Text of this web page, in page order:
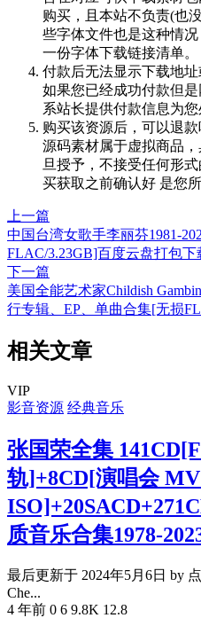
购买，且本站不负责(也
些字体文件也是这种情
一份字体下载链接清单。
付款后无法显示下载地
如果您已经成功付款但
系站长提供付款信息为您
购买该资源后，可以退款
源码素材属于虚拟商品
旦授予，不接受任何形
买获取之前确认好 是您
上一篇
中国台湾女歌手李丽芬1981-
FLAC/3.23GB]百度云盘打包下
下一篇
美国全能艺术家Childish
行专辑、EP、单曲合集[无损
相关文章
VIP
影音资源 经典音乐
张国荣全集
轨]+8CD[演唱会
质音乐合集1978-
最后更新于 2024年5月6日 by
Che...
4 年前 0 6 9.8K 12.8